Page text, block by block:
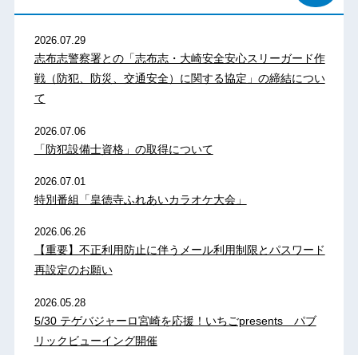
2026.07.29
志布志警察署との「志布志・大崎安全安心スリーガード作
戦（防犯、防災、交通安全）に関する協定」の締結につい
て
2026.07.06
「防犯設備士資格」の取得について
2026.07.01
特別番組「皇徳寺ふれあいカラオケ大会」
2026.06.26
【重要】不正利用防止に伴うメール利用制限とパスワード
再設定のお願い
2026.05.28
5/30 テゲバジャーロ宮崎を応援！いちごpresents パブ
リックビューイング開催